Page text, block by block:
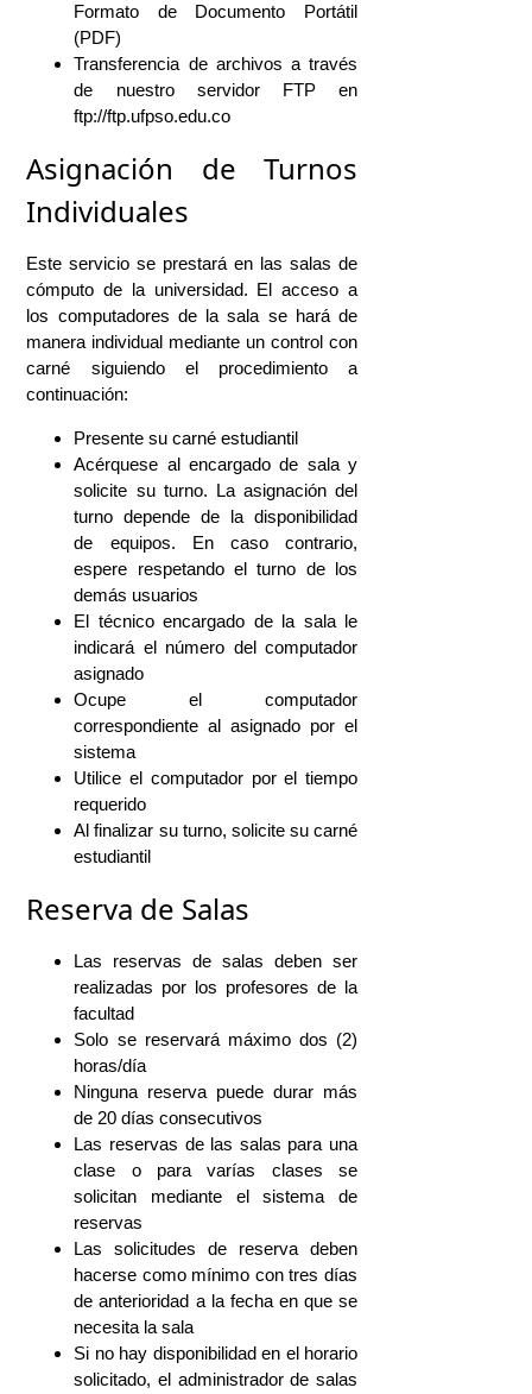
Formato de Documento Portátil
(PDF)
Transferencia de archivos a través
de nuestro servidor FTP en
ftp://ftp.ufpso.edu.co
Asignación de Turnos
Individuales
Este servicio se prestará en las salas de
cómputo de la universidad. El acceso a
los computadores de la sala se hará de
manera individual mediante un control con
carné siguiendo el procedimiento a
continuación:
Presente su carné estudiantil
Acérquese al encargado de sala y
solicite su turno. La asignación del
turno depende de la disponibilidad
de equipos. En caso contrario,
espere respetando el turno de los
demás usuarios
El técnico encargado de la sala le
indicará el número del computador
asignado
Ocupe el computador
correspondiente al asignado por el
sistema
Utilice el computador por el tiempo
requerido
Al finalizar su turno, solicite su carné
estudiantil
Reserva de Salas
Las reservas de salas deben ser
realizadas por los profesores de la
facultad
Solo se reservará máximo dos (2)
horas/día
Ninguna reserva puede durar más
de 20 días consecutivos
Las reservas de las salas para una
clase o para varías clases se
solicitan mediante el sistema de
reservas
Las solicitudes de reserva deben
hacerse como mínimo con tres días
de anterioridad a la fecha en que se
necesita la sala
Si no hay disponibilidad en el horario
solicitado, el administrador de salas